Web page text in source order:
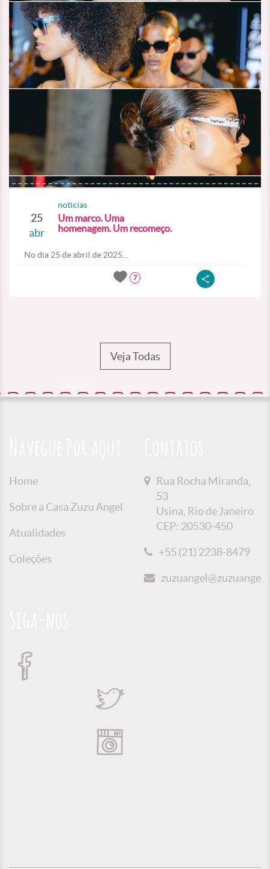
25
abr
noticias
Um marco. Uma
homenagem. Um recomeço.
No dia 25 de abril de 2025...
7
Veja Todas
Home
Sobre a Casa Zuzu Angel
Atualidades
Coleções
Rua Rocha Miranda,
53
Usina, Rio de Janeiro
CEP: 20530-450
+55 (21) 2238-8479